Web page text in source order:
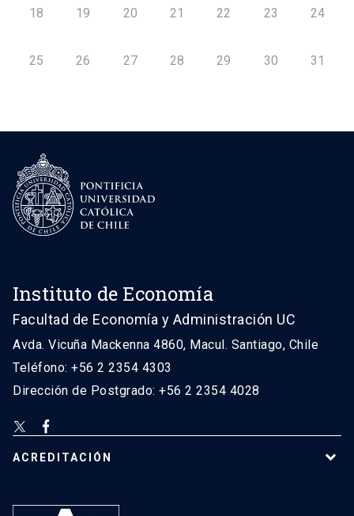
18 19 20 21 22 23 24
25 26 27 28 29 30 31
Instituto de Economía
Facultad de Economía y Administración UC
Avda. Vicuña Mackenna 4860, Macul. Santiago, Chile
Teléfono: +56 2 2354 4303
Dirección de Postgrado: +56 2 2354 4028
ACREDITACIÓN